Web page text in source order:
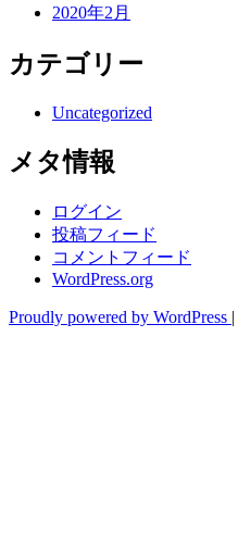
2020年2月
カテゴリー
Uncategorized
メタ情報
ログイン
投稿フィード
コメントフィード
WordPress.org
Proudly powered by WordPress |